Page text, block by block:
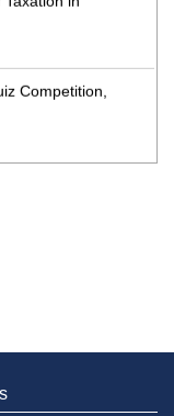
Competition,